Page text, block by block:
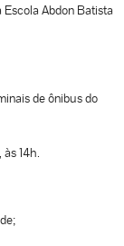
Abdon Batista
de ônibus do
14h.